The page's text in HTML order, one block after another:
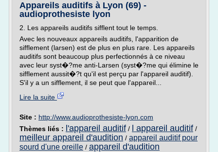
Appareils auditifs à Lyon (69) -
audioprothesiste lyon
2. Les appareils auditifs sifflent tout le temps.
Avec les nouveaux appareils auditifs, l'apparition de
sifflement (larsen) est de plus en plus rare. Les appareils
auditifs sont beaucoup plus perfectionnés à ce niveau
avec leur syst�?me anti-Larsen (syst�?me qui élimine le
sifflement aussit�?t qu'il est perçu par l'appareil auditif).
S'il y a un sifflement, il se peut que l'appareil...
Lire la suite
Site : http://www.audioprothesiste-lyon.com
Thèmes liés :
l'appareil auditif / l appareil auditif /
meilleur appareil d'audition / appareil auditif pour
sourd d'une oreille / appareil d'audition